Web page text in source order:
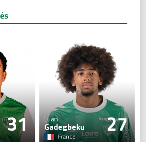
31 27
Luan
Gadegbeku
France